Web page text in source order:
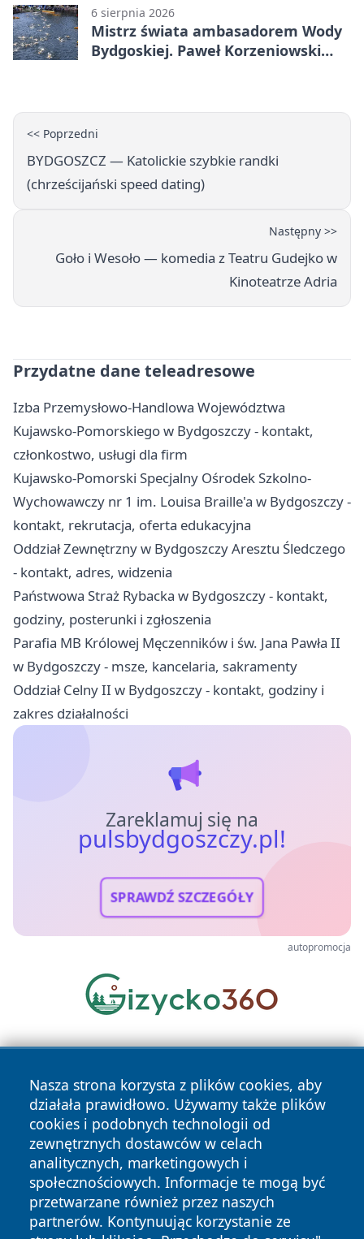
6 sierpnia 2026
Mistrz świata ambasadorem Wody
Bydgoskiej. Paweł Korzeniowski
<< Poprzedni
BYDGOSZCZ — Katolickie szybkie randki
(chrześcijański speed dating)
Następny >>
Goło i Wesoło — komedia z Teatru Gudejko w
Kinoteatrze Adria
Przydatne dane teleadresowe
Izba Przemysłowo-Handlowa Województwa
Kujawsko-Pomorskiego w Bydgoszczy - kontakt,
członkostwo, usługi dla firm
Kujawsko-Pomorski Specjalny Ośrodek Szkolno-
Wychowawczy nr 1 im. Louisa Braille'a w Bydgoszczy -
kontakt, rekrutacja, oferta edukacyjna
Oddział Zewnętrzny w Bydgoszczy Aresztu Śledczego
- kontakt, adres, widzenia
Państwowa Straż Rybacka w Bydgoszczy - kontakt,
godziny, posterunki i zgłoszenia
Parafia MB Królowej Męczenników i św. Jana Pawła II
w Bydgoszczy - msze, kancelaria, sakramenty
Oddział Celny II w Bydgoszczy - kontakt, godziny i
zakres działalności
Zareklamuj się na
pulsbydgoszczy.pl!
SPRAWDŹ SZCZEGÓŁY
autopromocja
Nasza strona korzysta z plików cookies, aby
działała prawidłowo. Używamy także plików
cookies i podobnych technologii od
zewnętrznych dostawców w celach
analitycznych, marketingowych i
społecznościowych. Informacje te mogą być
przetwarzane również przez naszych
partnerów. Kontynuując korzystanie ze
Copyright © 2026 pulsbydgoszczy.pl Wszystkie prawa
zastrzeżone.
News Autorzy
Polityka
Polityka